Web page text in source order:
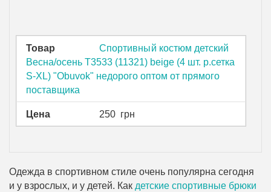
Товар
Спортивный костюм детский
Весна/осень T3533 (11321) beige (4 шт. р.сетка
S-XL) "Obuvok" недорого оптом от прямого
поставщика
Цена 250 грн
Одежда в спортивном стиле очень популярна сегодня
и у взрослых, и у детей. Как детские спортивные брюки